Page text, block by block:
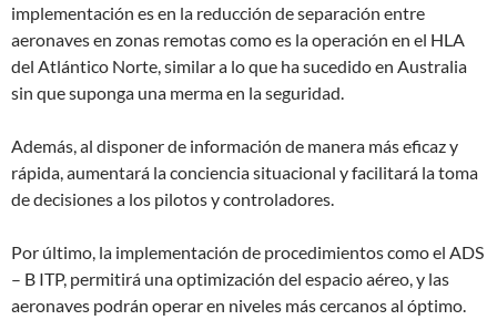
implementación es en la reducción de separación entre
aeronaves en zonas remotas como es la operación en el HLA
del Atlántico Norte, similar a lo que ha sucedido en Australia
sin que suponga una merma en la seguridad.
Además, al disponer de información de manera más eficaz y
rápida, aumentará la conciencia situacional y facilitará la toma
de decisiones a los pilotos y controladores.
Por último, la implementación de procedimientos como el ADS
– B ITP, permitirá una optimización del espacio aéreo, y las
aeronaves podrán operar en niveles más cercanos al óptimo.